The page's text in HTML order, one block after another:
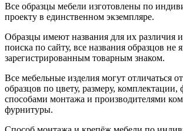
Все образцы мебели изготовлены по
проекту в единственном экземпляре.
Образцы имеют названия для их различия
поиска по сайту, все названия образцов не
зарегистрированным товарным знаком.
Все мебельные изделия могут отличаться
образцов по цвету, размеру, комплектации,
способами монтажа и производителями
фурнитуры.